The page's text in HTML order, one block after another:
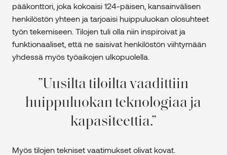
pääkonttori, joka kokoaisi 124-päisen, kansainvälisen
henkilöstön yhteen ja tarjoaisi huippuluokan olosuhteet
työn tekemiseen. Tilojen tuli olla niin inspiroivat ja
funktionaaliset, että ne saisivat henkilöstön viihtymään
yhdessä myös työaikojen ulkopuolella.
Uusilta tiloilta vaadittiin
huippuluokan teknologiaa ja
kapasiteettia.
Myös tilojen tekniset vaatimukset olivat kovat.